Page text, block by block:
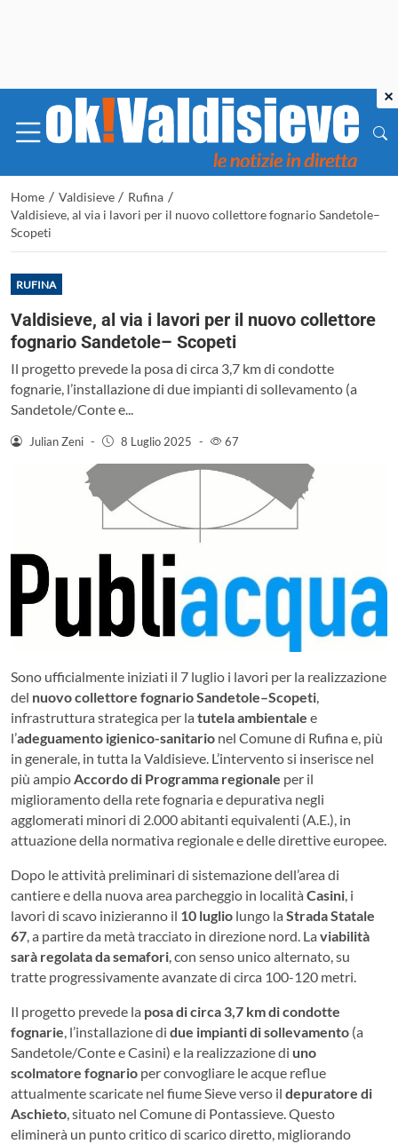
Home / Valdisieve / Rufina /
Valdisieve, al via i lavori per il nuovo collettore fognario Sandetole–
Scopeti
RUFINA
Valdisieve, al via i lavori per il nuovo collettore
fognario Sandetole– Scopeti
Il progetto prevede la posa di circa 3,7 km di condotte
fognarie, l’installazione di due impianti di sollevamento (a
Sandetole/Conte e...
Julian Zeni - 8 Luglio 2025 - 67
Sono ufficialmente iniziati il 7 luglio i lavori per la realizzazione
del nuovo collettore fognario Sandetole–Scopeti,
infrastruttura strategica per la tutela ambientale e
l’adeguamento igienico-sanitario nel Comune di Rufina e, più
in generale, in tutta la Valdisieve. L’intervento si inserisce nel
più ampioAccordo di Programma regionale per il
miglioramento della rete fognaria e depurativa negli
agglomerati minori di 2.000 abitanti equivalenti (A.E.), in
attuazione della normativa regionale e delle direttive europee.
Dopo le attività preliminari di sistemazione dell’area di
cantiere e della nuova area parcheggio in località Casini, i
lavori di scavo inizieranno il 10 luglio lungo la Strada Statale
67, a partire da metà tracciato in direzione nord. La viabilità
sarà regolata da semafori, con senso unico alternato, su
tratte progressivamente avanzate di circa 100-120 metri.
Il progetto prevede la posa di circa 3,7 km di condotte
fognarie, l’installazione di due impianti di sollevamento (a
Sandetole/Conte e Casini) e la realizzazione di uno
scolmatore fognario per convogliare le acque reflue
attualmente scaricate nel fiume Sieve verso il depuratore di
Aschieto, situato nel Comune di Pontassieve. Questo
eliminerà un punto critico di scarico diretto, migliorando
×